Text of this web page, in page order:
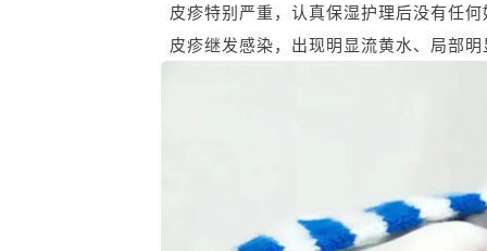
皮疹特别严重，认真保湿护理后没有任
皮疹继发感染，出现明显流黄水、局部